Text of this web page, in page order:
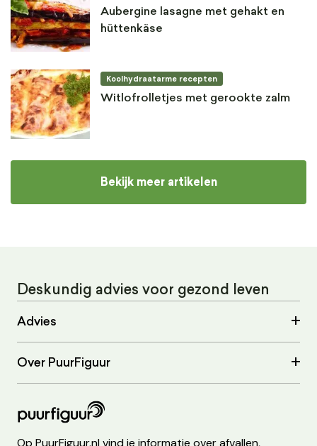
Aubergine lasagne met gehakt en
hüttenkäse
Koolhydraatarme recepten
Witlofrolletjes met gerookte zalm
Bekijk meer artikelen
Deskundig advies voor gezond leven
Advies
Over PuurFiguur
Op PuurFiguur.nl vind je informatie over afvallen,